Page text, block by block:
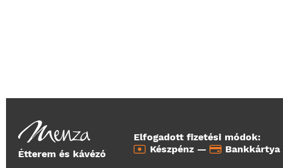
Étterem és kávézó
Elfogadott fizetési módok:
Készpénz —